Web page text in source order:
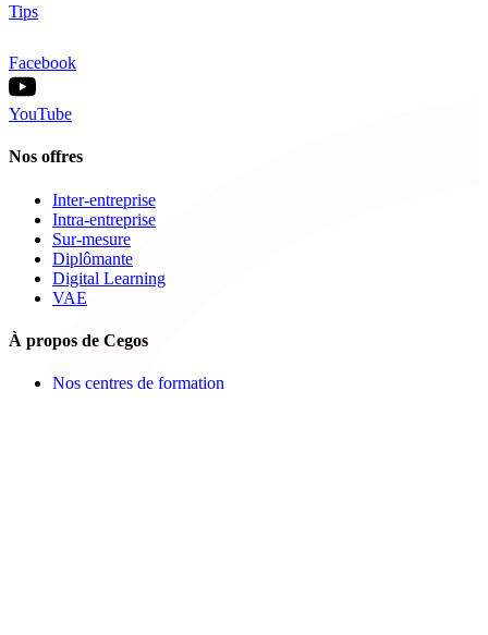
Tips
Facebook
YouTube
Nos offres
Inter-entreprise
Intra-entreprise
Sur-mesure
Diplômante
Digital Learning
VAE
À propos de Cegos
Nos centres de formation